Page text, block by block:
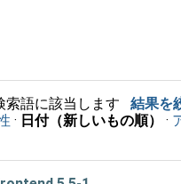
索語に該当します
結果を
· 日付（新しいもの順） ·